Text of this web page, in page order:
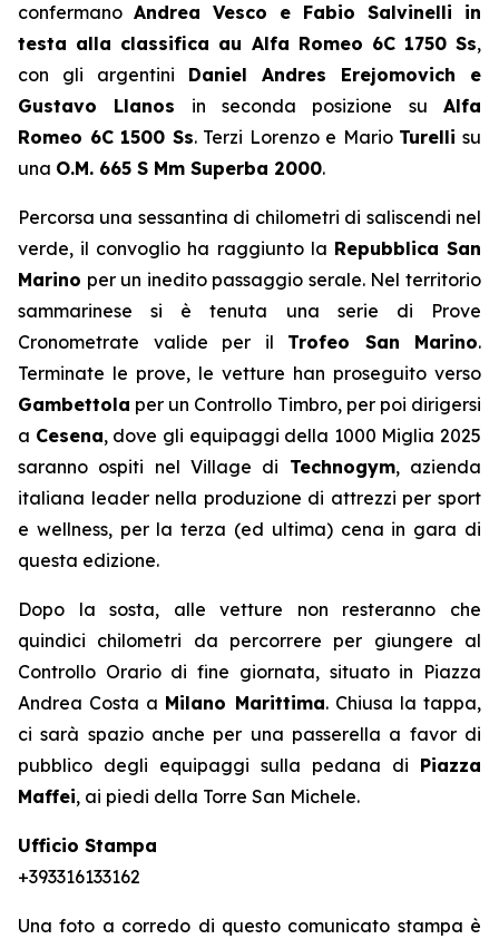
confermano Andrea Vesco e Fabio Salvinelli in
testa alla classifica au Alfa Romeo 6C 1750 Ss,
con gli argentini Daniel Andres Erejomovich e
Gustavo Llanos in seconda posizione suAlfa
Romeo 6C 1500 Ss. Terzi Lorenzo e Mario Turelli su
una O.M. 665 S Mm Superba 2000.
Percorsa una sessantina di chilometri di saliscendi nel
verde, il convoglio ha raggiunto la Repubblica San
Marino per un inedito passaggio serale. Nel territorio
sammarinese si è tenuta una serie di Prove
Cronometrate valide per il Trofeo San Marino.
Terminate le prove, le vetture han proseguito verso
Gambettola per un Controllo Timbro, per poi dirigersi
a Cesena, dove gli equipaggi della 1000 Miglia 2025
saranno ospiti nel Village di Technogym, azienda
italiana leader nella produzione di attrezzi per sport
e wellness, per la terza (ed ultima) cena in gara di
questa edizione.
Dopo la sosta, alle vetture non resteranno che
quindici chilometri da percorrere per giungere al
Controllo Orario di fine giornata, situato in Piazza
Andrea Costa a Milano Marittima. Chiusa la tappa,
ci sarà spazio anche per una passerella a favor di
pubblico degli equipaggi sulla pedana di Piazza
Maffei, ai piedi della Torre San Michele.
Ufficio Stampa
+393316133162
Una foto a corredo di questo comunicato stampa è